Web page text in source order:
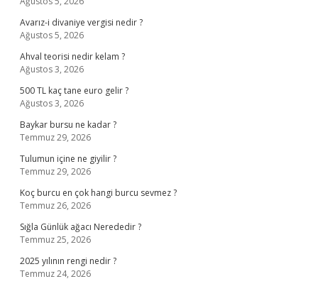
Avarız-i divaniye vergisi nedir ?
Ağustos 5, 2026
Ahval teorisi nedir kelam ?
Ağustos 3, 2026
500 TL kaç tane euro gelir ?
Ağustos 3, 2026
Baykar bursu ne kadar ?
Temmuz 29, 2026
Tulumun içine ne giyilir ?
Temmuz 29, 2026
Koç burcu en çok hangi burcu sevmez ?
Temmuz 26, 2026
Sığla Günlük ağacı Nerededir ?
Temmuz 25, 2026
2025 yılının rengi nedir ?
Temmuz 24, 2026